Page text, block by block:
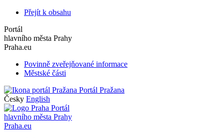
Přejít k obsahu
Portál
hlavního města Prahy
Praha.eu
Povinně zveřejňované informace
Městské části
Portál Pražana
Česky English
Portál
hlavního města Prahy
Praha.eu